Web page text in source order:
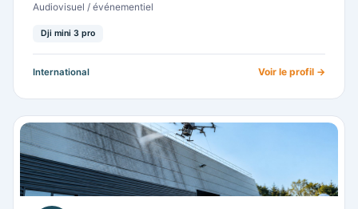
Audiovisuel / événementiel
Dji mini 3 pro
International Voir le profil →